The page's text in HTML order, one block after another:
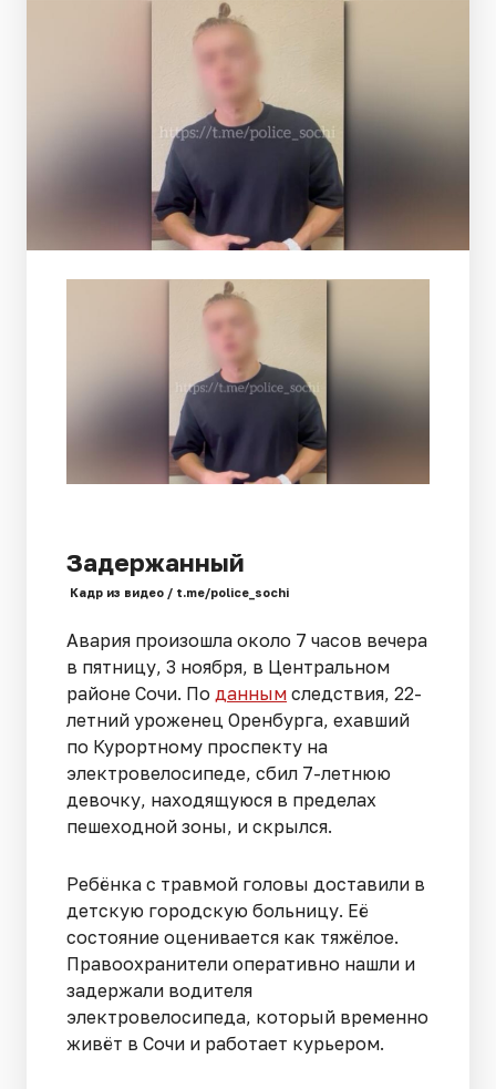
Задержанный
Кадр из видео / t.me/police_sochi
Авария произошла около 7 часов вечера
в пятницу, 3 ноября, в Центральном
районе Сочи. По данным следствия, 22-
летний уроженец Оренбурга, ехавший
по Курортному проспекту на
электровелосипеде, сбил 7-летнюю
девочку, находящуюся в пределах
пешеходной зоны, и скрылся.
Ребёнка с травмой головы доставили в
детскую городскую больницу. Её
состояние оценивается как тяжёлое.
Правоохранители оперативно нашли и
задержали водителя
электровелосипеда, который временно
живёт в Сочи и работает курьером.